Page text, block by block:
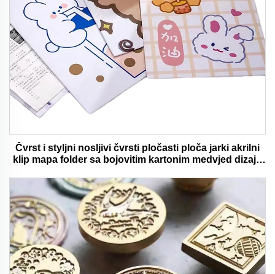
Čvrst i styljni nosljivi čvrsti pločasti ploča jarki akrilni
klip mapa folder sa bojovitim kartonim medvjed dizajn